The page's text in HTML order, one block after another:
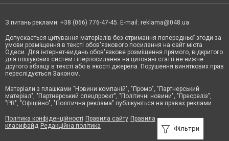
Фільтри
З питань реклами: +38 (066) 776-47-45. E-mail: reklama@048.ua
Допускається цитування матеріалів без отримання попередньої згоди за
умови розміщення в тексті обов'язкового посилання на сайт міста
Одеси. Для інтернет-видань обов'язкове розміщення прямого, відкритого
для пошукових систем гіперпосилання на цитовані статті не нижче
другого абзацу в тексті або в якості джерела. Порушення виняткових прав
переслідується Законом.
Матеріали з плашками "Новини компаній", "Промо", "Партнерський
матеріал", "Партнерський спецпроєкт", "Політичні новини", "Пресреліз",
"PR", "Офіційно", "Політична реклама" публікуються на правах реклами.
Політика конфіденційності Правила сайту Правила
класифайд Редакційна політика